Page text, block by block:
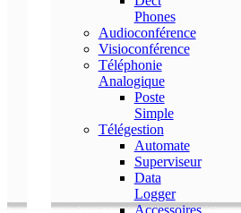
Phones
Audioconférence
Visioconférence
Téléphonie
Analogique
Poste
Simple
Télégestion
Automate
Superviseur
Data
Logger
Accessoires